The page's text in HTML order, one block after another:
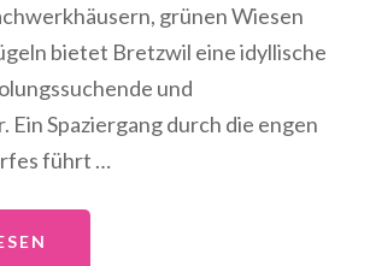
grünen Wiesen
bietet Bretzwil eine idyllische
und
Ein Spaziergang durch die engen
führt …